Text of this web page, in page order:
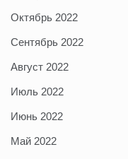
Октябрь 2022
Сентябрь 2022
Август 2022
Июль 2022
Июнь 2022
Май 2022